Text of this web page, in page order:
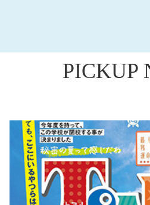
PICKUP